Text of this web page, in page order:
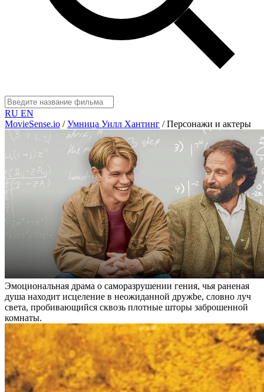
RU EN
MovieSense.io / Умница Уилл Хантинг / Персонажи и актеры
Эмоциональная драма о саморазрушении гения, чья раненая
душа находит исцеление в неожиданной дружbe, словно луч
света, пробивающийся сквозь плотные шторы заброшенной
комнаты.